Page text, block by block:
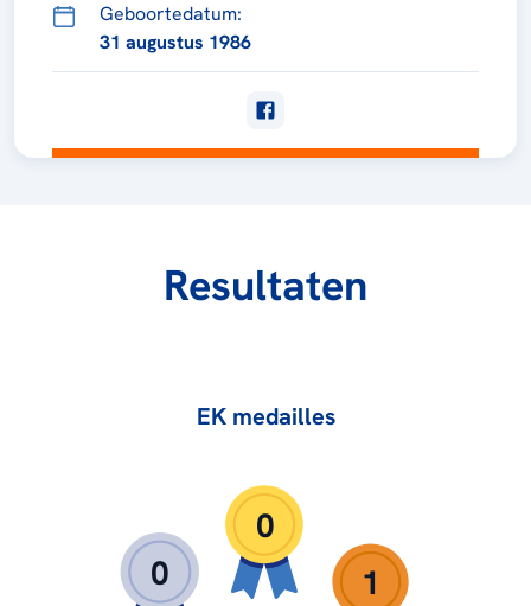
Geboortedatum:
31 augustus 1986
Resultaten
EK medailles
0
0
1